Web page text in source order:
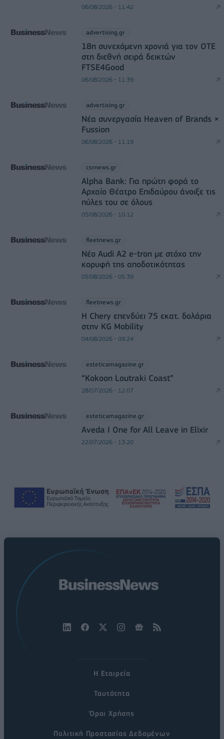
06/08/2026 - 11:42
advertising.gr
18η συνεχόμενη χρονιά για τον ΟΤΕ
στη διεθνή σειρά δεικτών
FTSE4Good
06/08/2026 - 11:39
advertising.gr
Νέα συνεργασία Heaven of Brands ×
Fussion
06/08/2026 - 11:19
csrnews.gr
Alpha Bank: Για πρώτη φορά το
Αρχαίο Θέατρο Επιδαύρου άνοιξε τις
πύλες του σε όλους
05/08/2026 - 10:12
fleetnews.gr
Νέο Audi A2 e-tron με στόχο την
κορυφή της αποδοτικότητας
05/08/2026 - 05:39
fleetnews.gr
Η Chery επενδύει 75 εκατ. δολάρια
στην KG Mobility
04/08/2026 - 09:24
esteticamagazine.gr
“Kokoon Loutraki Coast”
28/07/2026 - 12:07
esteticamagazine.gr
Aveda I One for All Leave in Elixir
22/07/2026 - 13:20
Η Εταιρεία
Ταυτότητα
Όροι Χρήσης
Πολιτική Προστασίας Δεδομένων